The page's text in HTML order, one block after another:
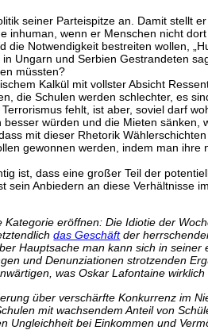
seiner Parteispitze an. Damit stellt
inhuman, wenn er Menschen nicht
die Notwendigkeit bestreiten wollen,
Ungarn und Serbien Gestrandeten
müssten?
Kalkül mit vollster Absicht
die Schulen werden schlechter, es
fehlt, ist aber, soviel darf
würden und die Mieten
mit dieser Rhetorik
gewonnen werden, indem man
ist, dass eine großer Teil der
sein Anbiedern an diese Verhältnisse
Kategorie eröffnen: Die Idiotie der
das Geschäftder
Hauptsache man kann sich in
und Denunziationen strotzenden
was Oskar Lafontaine
über verschärfte Konkurrenz im
mit wachsendem Anteil von
Ungleichheit bei Einkommen und